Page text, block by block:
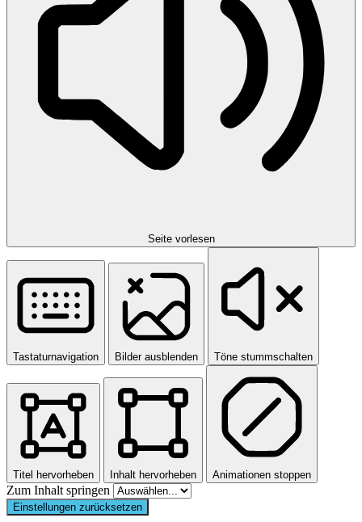
Seite vorlesen
Tastaturnavigation Bilder ausblenden Töne stummschalten
Titel hervorheben Inhalt hervorheben Animationen stoppen
Zum Inhalt springen
Einstellungen zurücksetzen